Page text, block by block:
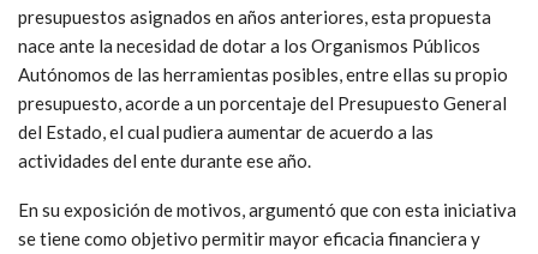
presupuestos asignados en años anteriores, esta propuesta
nace ante la necesidad de dotar a los Organismos Públicos
Autónomos de las herramientas posibles, entre ellas su propio
presupuesto, acorde a un porcentaje del Presupuesto General
del Estado, el cual pudiera aumentar de acuerdo a las
actividades del ente durante ese año.
En su exposición de motivos, argumentó que con esta iniciativa
se tiene como objetivo permitir mayor eficacia financiera y